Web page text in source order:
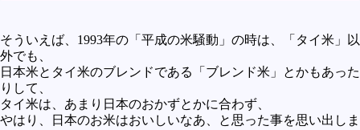
そういえば、1993年の「平成の米騒動」の時は、「タイ米」以
外でも、
日本米とタイ米のブレンドである「ブレンド米」とかもあった
りして、
タイ米は、あまり日本のおかずとかに合わず、
やはり、日本のお米はおいしいなあ、と思った事を思い出しま